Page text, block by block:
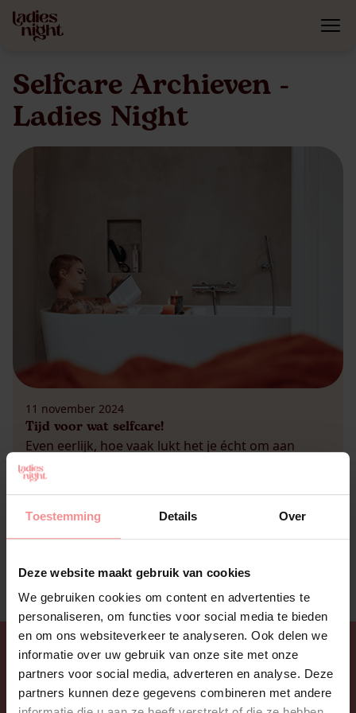
Toestemming Details Over
Deze website maakt gebruik van cookies
We gebruiken cookies om content en advertenties te
personaliseren, om functies voor social media te bieden
en om ons websiteverkeer te analyseren. Ook delen we
informatie over uw gebruik van onze site met onze
partners voor social media, adverteren en analyse. Deze
partners kunnen deze gegevens combineren met andere
Selfcare Archieven -
Ladies Night
11 november 2024
Tijd voor wat selfcare!
Even eerlijk, hoe vaak lukt het je écht om aan
selfcare te doen? Misschien herken je het wel: je
plant een avondje me-time met kaarsen en
je telefoon, met Netflix op pauze en een paar lege
chipszakken naast je. Is dat ook een soort